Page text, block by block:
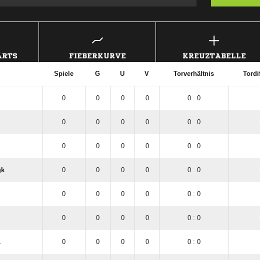
FIEBERKURVE KREUZTABELLE
Spiele G U V Torverhältnis
0 0 0 0 0 : 0
0 0 0 0 0 : 0
0 0 0 0 0 : 0
0 0 0 0 0 : 0
0 0 0 0 0 : 0
0 0 0 0 0 : 0
0 0 0 0 0 : 0